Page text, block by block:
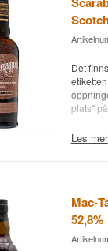
Det
plats"
den
tre olika
Les mer
52,8%